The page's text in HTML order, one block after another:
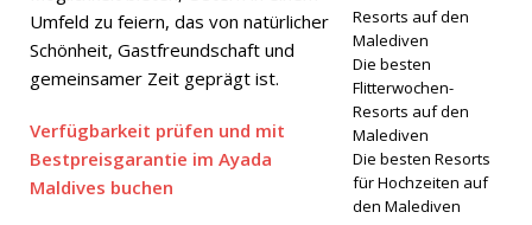
Februar
2026 ]
COMO
Cocoa
Umfeld zu feiern, das von natürlicher
Schönheit, Gastfreundschaft und
gemeinsamer Zeit geprägt ist.
Verfügbarkeit prüfen und mit
Bestpreisgarantie im Ayada
Maldives buchen
Resorts auf den
Malediven
Die besten
Flitterwochen-
Resorts auf den
Malediven
Die besten Resorts
für Hochzeiten auf
den Malediven